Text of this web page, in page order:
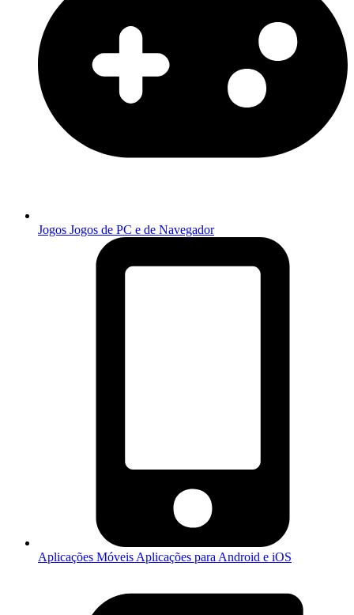
Jogos Jogos de PC e de Navegador
Aplicações Móveis Aplicações para Android e iOS